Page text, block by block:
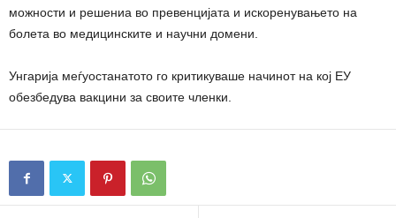
можности и решениа во превенцијата и искоренувањето на
болета во медицинските и научни домени.
Унгарија меѓуостанатото го критикуваше начинот на кој ЕУ
обезбедува вакцини за своите членки.